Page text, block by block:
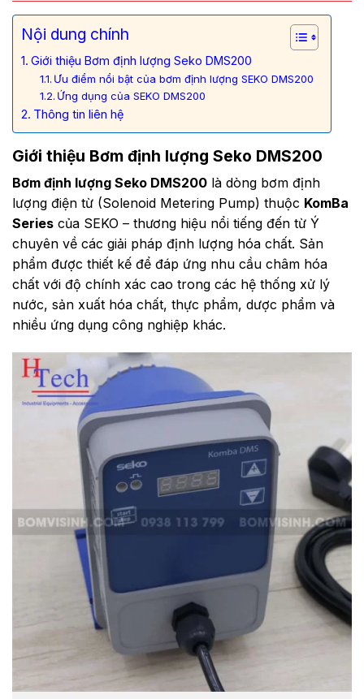
Nội dung chính
Giới thiệu Bơm định lượng Seko DMS200
Ưu điểm nổi bật của bơm định lượng SEKO DMS200
Ứng dụng của SEKO DMS200
Thông tin liên hệ
Giới thiệu Bơm định lượng Seko DMS200
Bơm định lượng Seko DMS200 là dòng bơm định
lượng điện từ (Solenoid Metering Pump) thuộc KomBa
Series của SEKO – thương hiệu nổi tiếng đến từ Ý
chuyên về các giải pháp định lượng hóa chất. Sản
phẩm được thiết kế để đáp ứng nhu cầu châm hóa
chất với độ chính xác cao trong các hệ thống xử lý
nước, sản xuất hóa chất, thực phẩm, dược phẩm và
nhiều ứng dụng công nghiệp khác.